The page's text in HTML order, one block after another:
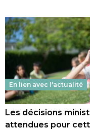
En lien avec l'actualité
Les décisions
attendues pour